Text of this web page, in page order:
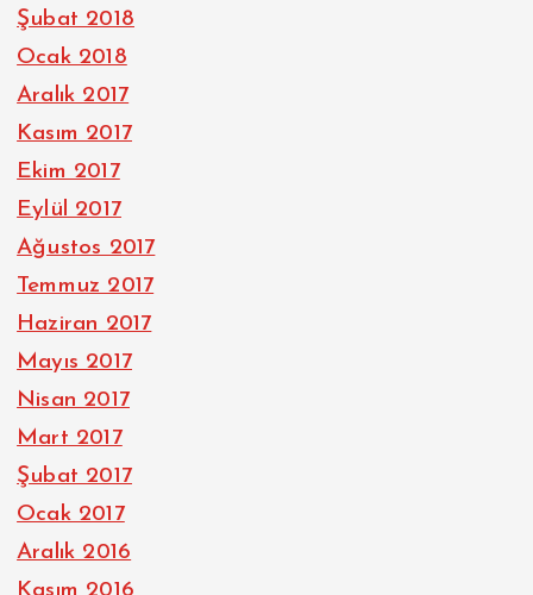
Şubat 2018
Ocak 2018
Aralık 2017
Kasım 2017
Ekim 2017
Eylül 2017
Ağustos 2017
Temmuz 2017
Haziran 2017
Mayıs 2017
Nisan 2017
Mart 2017
Şubat 2017
Ocak 2017
Aralık 2016